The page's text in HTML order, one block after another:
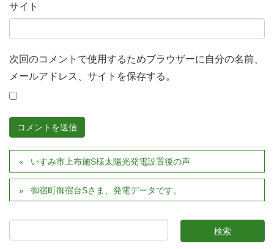
サイト
次回のコメントで使用するためブラウザーに自分の名前、
メールアドレス、サイトを保存する。
いすみ市上布施S様太陽光発電設置後の声
御宿町御宿台Sさま、発電データです。